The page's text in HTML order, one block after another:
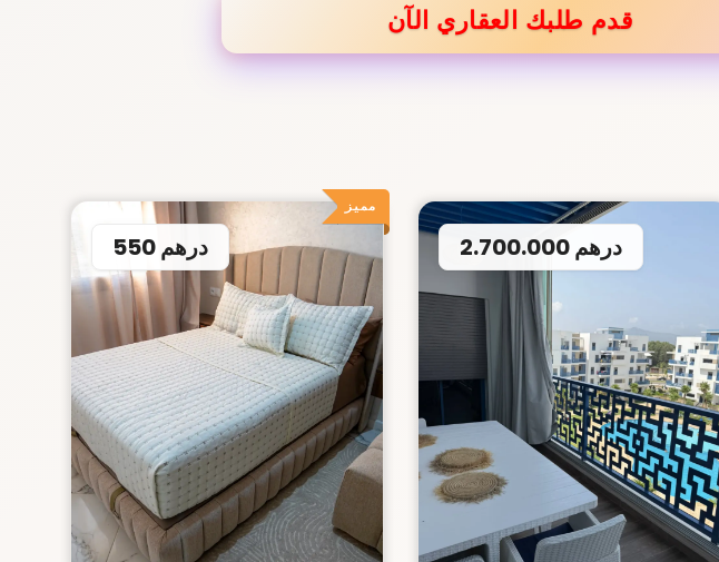
قدم طلبك العقاري الآن
مميز
550 درهم 2.700.000 درهم